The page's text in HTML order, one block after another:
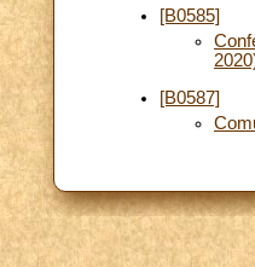
[B0585]
[B0587]